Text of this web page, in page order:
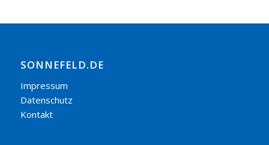
SONNEFELD.DE
Impressum
Datenschutz
Kontakt